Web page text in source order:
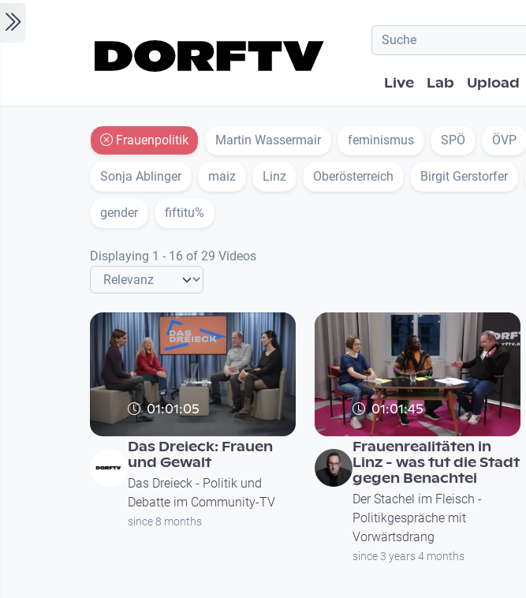
Hauptnavigation
Live Lab Upload
Frauenpolitik Martin Wassermair feminismus SPÖ ÖVP
Sonja Ablinger maiz Linz Oberösterreich Birgit Gerstorfer
gender fiftitu%
Displaying 1 - 16 of 29 Videos
01:01:05
Das Dreieck: Frauen
und Gewalt
Das Dreieck - Politik und
Debatte im Community-TV
since 8 months
01:01:45
Frauenrealitäten in
Linz - was tut die Stadt
gegen Benachtei
Der Stachel im Fleisch -
Politikgespräche mit
Vorwärtsdrang
since 3 years 4 months